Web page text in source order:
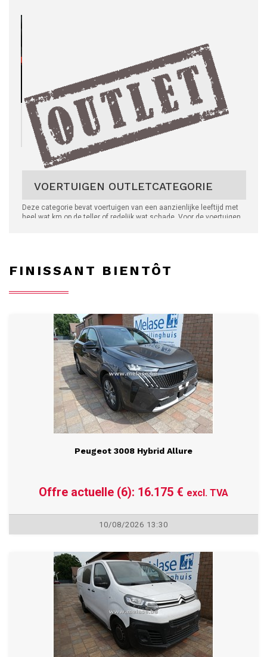
VOERTUIGEN OUTLETCATEGORIE
Deze categorie bevat voertuigen van een aanzienlijke leeftijd met
heel wat km op de teller of redelijk wat schade. Voor de voertuigen
FINISSANT BIENTÔT
Peugeot 3008 Hybrid Allure
Offre actuelle (6): 16.175 €excl. TVA
10/08/2026 13:30